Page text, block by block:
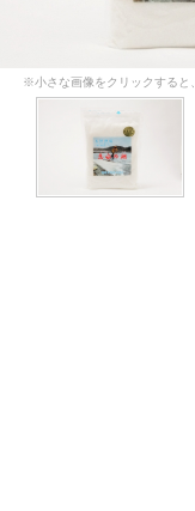
※小さな画像をクリックすると